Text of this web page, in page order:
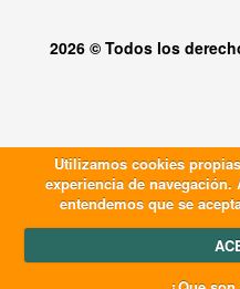
2026 © Todos los
Utilizamos cookies
experiencia de
entendemos que se